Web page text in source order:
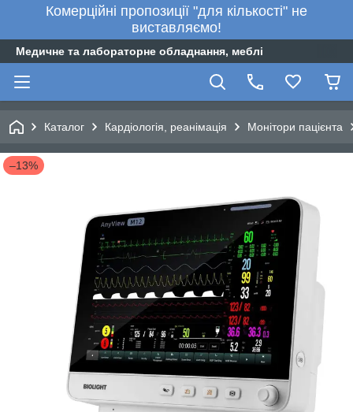
Комерційні пропозиції "для кількості" не
виставляємо!
Медичне та лабораторне обладнання, меблі
Каталог Кардіологія, реанімація Монітори пацієнта
–13%